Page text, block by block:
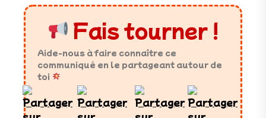
Fais tourner !
Aide-nous à faire connaître ce
communiqué en le partageant autour de
toi